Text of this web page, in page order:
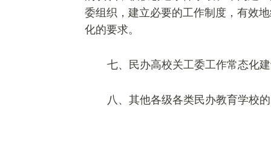
委组织，建立必要的工作制度，有效
化的要求。
七、民办高校关工委工作常态化
八、其他各级各类民办教育学校